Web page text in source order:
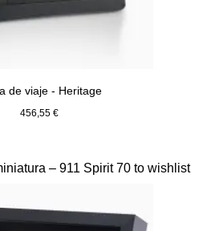
de viaje - Heritage
456,55 €
– 911 Spirit 70 to wishlist